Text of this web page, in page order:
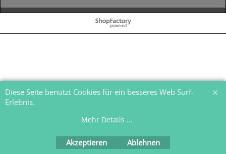
WebShop erstellt mit
ShopFactory Shop
Diese Seite benutzt Cookies für ein besseres Web Surf-
Erlebnis.
Mehr Details ...
Akzeptieren Ablehnen